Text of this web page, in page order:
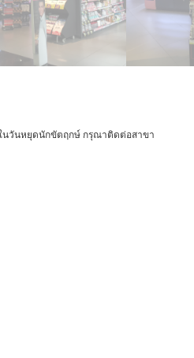
นวันหยุดนักขัตฤกษ์ กรุณาติดต่อสาขา